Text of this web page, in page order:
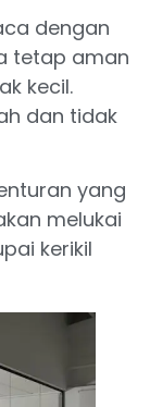
dengan
tetap aman
kecil.
dan tidak
yang
melukai
kerikil